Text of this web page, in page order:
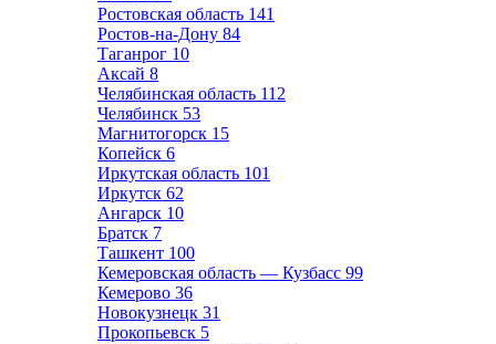
Ростовская область 141
Ростов-на-Дону 84
Таганрог 10
Аксай 8
Челябинская область 112
Челябинск 53
Магнитогорск 15
Копейск 6
Иркутская область 101
Иркутск 62
Ангарск 10
Братск 7
Ташкент 100
Кемеровская область — Кузбасс 99
Кемерово 36
Новокузнецк 31
Прокопьевск 5